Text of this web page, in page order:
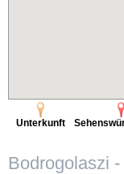
Unterkunft
Bodrogolaszi